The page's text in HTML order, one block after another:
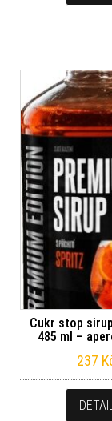
Cukr stop
485 ml –
237